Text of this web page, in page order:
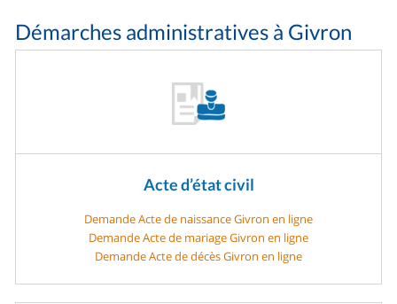
Démarches administratives à Givron
Acte d’état civil
Demande Acte de naissance Givron en ligne
Demande Acte de mariage Givron en ligne
Demande Acte de décès Givron en ligne